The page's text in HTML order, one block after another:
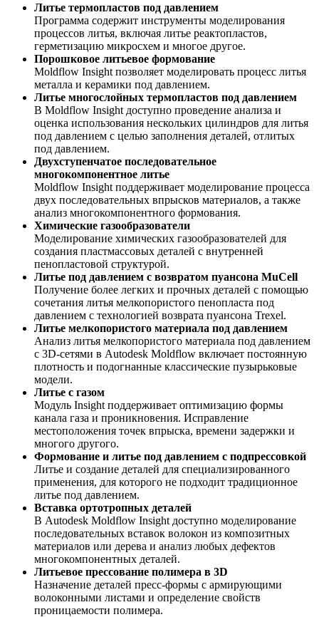
Литье термопластов под давлением
Программа содержит инструменты моделирования
процессов литья, включая литье реактопластов,
герметизацию микросхем и многое другое.
Порошковое литьевое формование
Moldflow Insight позволяет моделировать процесс литья
металла и керамики под давлением.
Литье многослойных термопластов под давлением
В Moldflow Insight доступно проведение анализа и
оценка использования нескольких цилиндров для литья
под давлением с целью заполнения деталей, отлитых
под давлением.
Двухступенчатое последовательное
многокомпонентное литье
Moldflow Insight поддерживает моделирование процесса
двух последовательных впрысков материалов, а также
анализ многокомпонентного формования.
Химические газообразователи
Моделирование химических газообразователей для
создания пластмассовых деталей с внутренней
пенопластовой структурой.
Литье под давлением с возвратом пуансона MuCell
Получение более легких и прочных деталей с помощью
сочетания литья мелкопористого пенопласта под
давлением с технологией возврата пуансона Trexel.
Литье мелкопористого материала под давлением
Анализ литья мелкопористого материала под давлением
с 3D-сетями в Autodesk Moldflow включает постоянную
плотность и подогнанные классические пузырьковые
модели.
Литье с газом
Модуль Insight поддерживает оптимизацию формы
канала газа и проникновения. Исправление
местоположения точек впрыска, времени задержки и
многого другого.
Формование и литье под давлением с подпрессовкой
Литье и создание деталей для специализированного
применения, для которого не подходит традиционное
литье под давлением.
Вставка ортотропных деталей
В Autodesk Moldflow Insight доступно моделирование
последовательных вставок волокон из композитных
материалов или дерева и анализ любых дефектов
многокомпонентных деталей.
Литьевое прессование полимера в 3D
Назначение деталей пресс-формы с армирующими
волоконными листами и определение свойств
проницаемости полимера.